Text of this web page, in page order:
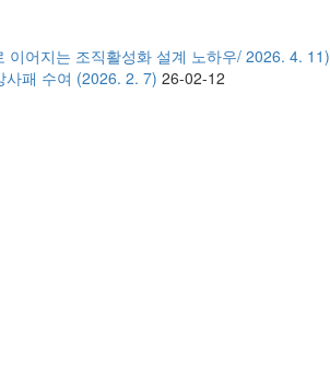
이어지는 조직활성화 설계 노하우/ 2026. 4. 11)
사패 수여 (2026. 2. 7) 26-02-12